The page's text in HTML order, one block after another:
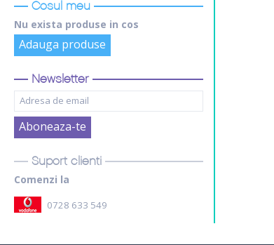
Cosul meu
Nu exista produse in cos
Adauga produse
Newsletter
Suport clienti
Comenzi la
0728 633 549